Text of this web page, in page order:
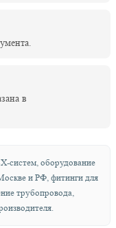
в
систем, оборудование
и РФ, фитинги для
трубопровода,